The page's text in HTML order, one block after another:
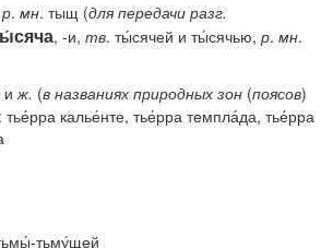
р. мн. тыщ (для передачи разг.
, -и, тв. ты́сячей и ты́сячью, р. мн.
иж. (в названиях природных зон (поясов)
тье́рра калье́нте, тье́рра темпла́да, тье́рра
тьму́щей